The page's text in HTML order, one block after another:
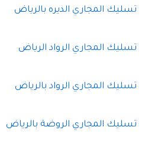
تسليك المجاري الديره بالرياض
تسليك المجاري الرواد الرياض
تسليك المجاري الرواد بالرياض
تسليك المجاري الروضة بالرياض